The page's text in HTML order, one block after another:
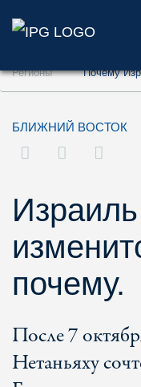
Перейти к
Перейти к
Перейти к
Регионы Почему
БЛИЖНИЙ ВОСТОК
почему.
После 7
Нетаньяху